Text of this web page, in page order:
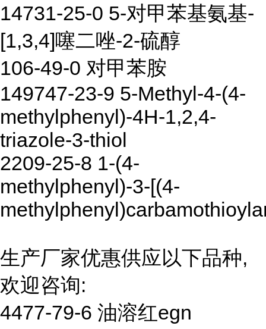
14731-25-0 5-对甲苯基氨基-
[1,3,4]噻二唑-2-硫醇
106-49-0 对甲苯胺
149747-23-9 5-Methyl-4-(4-
methylphenyl)-4H-1,2,4-
triazole-3-thiol
2209-25-8 1-(4-
methylphenyl)-3-[(4-
生产厂家优惠供应以下品种,
欢迎咨询:
4477-79-6 油溶红egn